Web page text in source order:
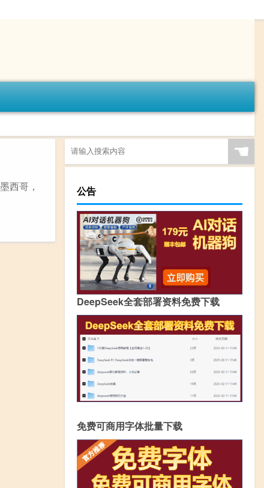
西哥，
☚
公告
DeepSeek全套部署资料免费下载
免费可商用字体批量下载